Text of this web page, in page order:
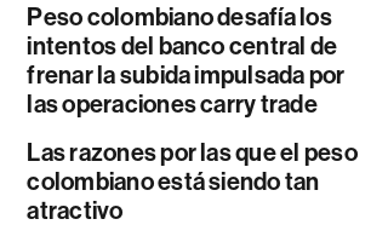
Peso colombiano desafía los
intentos del banco central de
frenar la subida impulsada por
las operaciones carry trade
Las razones por las que el peso
colombiano está siendo tan
atractivo